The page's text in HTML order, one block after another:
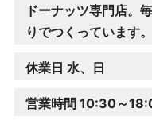
ドーナッツ専門店。
りでつくっています。
休業日 水、日
営業時間 10:30～